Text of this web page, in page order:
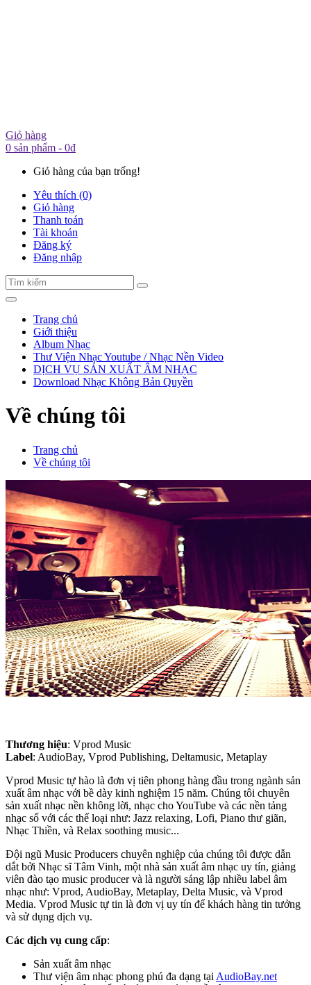
Giỏ hàng
0 sản phẩm - 0đ
Giỏ hàng của bạn trống!
Yêu thích (0)
Giỏ hàng
Thanh toán
Tài khoản
Đăng ký
Đăng nhập
Trang chủ
Giới thiệu
Album Nhạc
Thư Viện Nhạc Youtube / Nhạc Nền Video
DỊCH VỤ SẢN XUẤT ÂM NHẠC
Download Nhạc Không Bản Quyền
Về chúng tôi
Trang chủ
Về chúng tôi
Thương hiệu: Vprod Music
Label: AudioBay, Vprod Publishing, Deltamusic, Metaplay
Vprod Music tự hào là đơn vị tiên phong hàng đầu trong ngành sản
xuất âm nhạc với bề dày kinh nghiệm 15 năm. Chúng tôi chuyên
sản xuất nhạc nền không lời, nhạc cho YouTube và các nền tảng
nhạc số với các thể loại như: Jazz relaxing, Lofi, Piano thư giãn,
Nhạc Thiền, và Relax soothing music...
Đội ngũ Music Producers chuyên nghiệp của chúng tôi được dẫn
dắt bởi Nhạc sĩ Tâm Vinh, một nhà sản xuất âm nhạc uy tín, giảng
viên đào tạo music producer và là người sáng lập nhiều label âm
nhạc như: Vprod, AudioBay, Metaplay, Delta Music, và Vprod
Media. Vprod Music tự tin là đơn vị uy tín để khách hàng tin tưởng
và sử dụng dịch vụ.
Các dịch vụ cung cấp:
Sản xuất âm nhạc
Thư viện âm nhạc phong phú đa dạng tại AudioBay.net